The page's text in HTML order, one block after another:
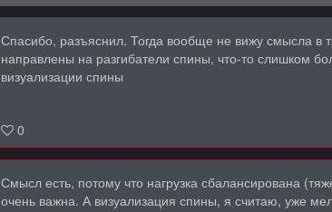
Спасибо, разъяснил. Тогда вообще не вижу смысла в
направлены на разгибатели спины, что-то слишком
визуализации спины
0
Смысл есть, потому что нагрузка сбалансирована
очень важна. А визуализация спины, я считаю, уже